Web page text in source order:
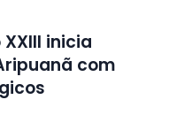
inicia
com